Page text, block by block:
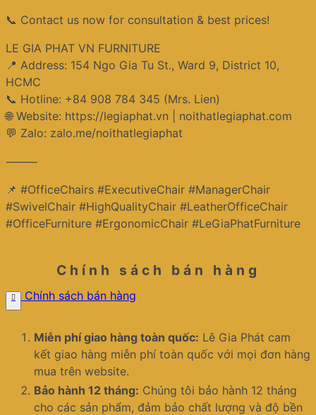
📞 Contact us now for consultation & best prices!
LE GIA PHAT VN FURNITURE
📍 Address: 154 Ngo Gia Tu St., Ward 9, District 10,
HCMC
📞 Hotline: +84 908 784 345 (Mrs. Lien)
🌐 Website: https://legiaphat.vn | noithatlegiaphat.com
💬 Zalo: zalo.me/noithatlegiaphat
⸻
📌 #OfficeChairs #ExecutiveChair #ManagerChair
#SwivelChair #HighQualityChair #LeatherOfficeChair
#OfficeFurniture #ErgonomicChair #LeGiaPhatFurniture
Chính sách bán hàng
Chính sách bán hàng
Miễn phí giao hàng toàn quốc: Lê Gia Phát cam
kết giao hàng miễn phí toàn quốc với mọi đơn hàng
mua trên website.
Bảo hành 12 tháng: Chúng tôi bảo hành 12 tháng
cho các sản phẩm, đảm bảo chất lượng và độ bền